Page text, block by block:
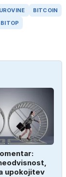
BITCOIN
upokojitev